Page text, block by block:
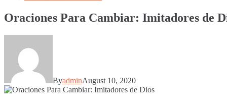
Oraciones Para Cambiar: Imitadores de
ByadminAugust 10, 2020